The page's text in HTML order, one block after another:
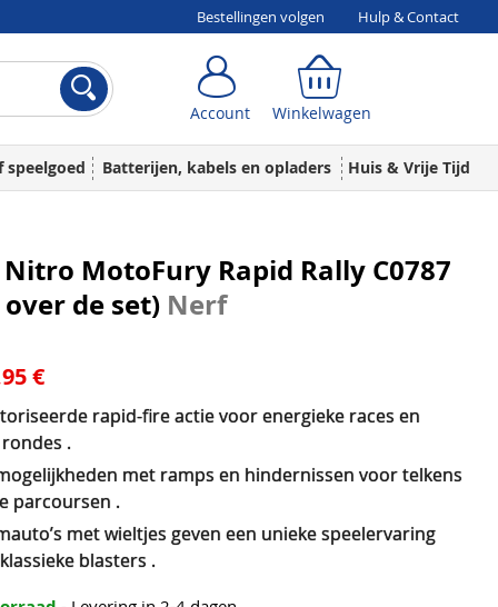
Bestellingen volgen Hulp & Contact
Account Winkelwagen
speelgoed Batterijen, kabels en opladers Huis & Vrije Tijd
Nitro MotoFury Rapid Rally C0787
de set) Nerf
€
rapid-fire actie voor energieke races en
.
met ramps en hindernissen voor telkens
parcoursen .
met wieltjes geven een unieke speelervaring
blasters .
Account Winkelwagen